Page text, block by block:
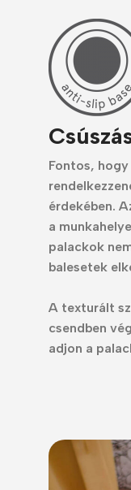
Fontos,
érdekében.
a
palackok
balesetek
A texturált
csendben
adjon a